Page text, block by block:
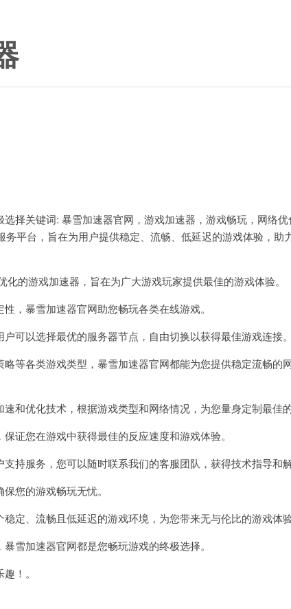
关键词: 暴雪加速器官网，游戏加速器，游戏畅玩，网络优
平台，旨在为用户提供稳定、流畅、低延迟的游戏体验，助
的游戏加速器，旨在为广大游戏玩家提供最佳的游戏体验。
暴雪加速器官网助您畅玩各类在线游戏。
以选择最优的服务器节点，自由切换以获得最佳游戏连接。
等各类游戏类型，暴雪加速器官网都能为您提供稳定流畅的
优化技术，根据游戏类型和网络情况，为您量身定制最佳的
您在游戏中获得最佳的反应速度和游戏体验。
服务，您可以随时联系我们的客服团队，获得技术指导和解
您的游戏畅玩无忧。
、流畅且低延迟的游戏环境，为您带来无与伦比的游戏体验
加速器官网都是您畅玩游戏的终极选择。
！。